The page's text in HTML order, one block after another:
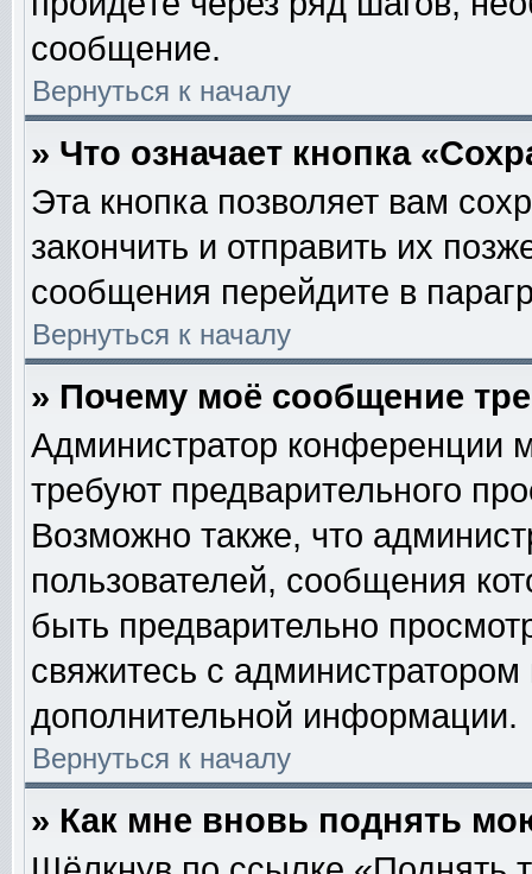
сообщение.
Вернуться к началу
» Что означает кнопка
Эта кнопка позволяет вам
закончить и отправить их
сообщения перейдите в
Вернуться к началу
» Почему моё сообщение
Администратор конференции
требуют предварительного
Возможно также, что
пользователей, сообщения
быть предварительно
свяжитесь с
дополнительной информации.
Вернуться к началу
» Как мне вновь поднять